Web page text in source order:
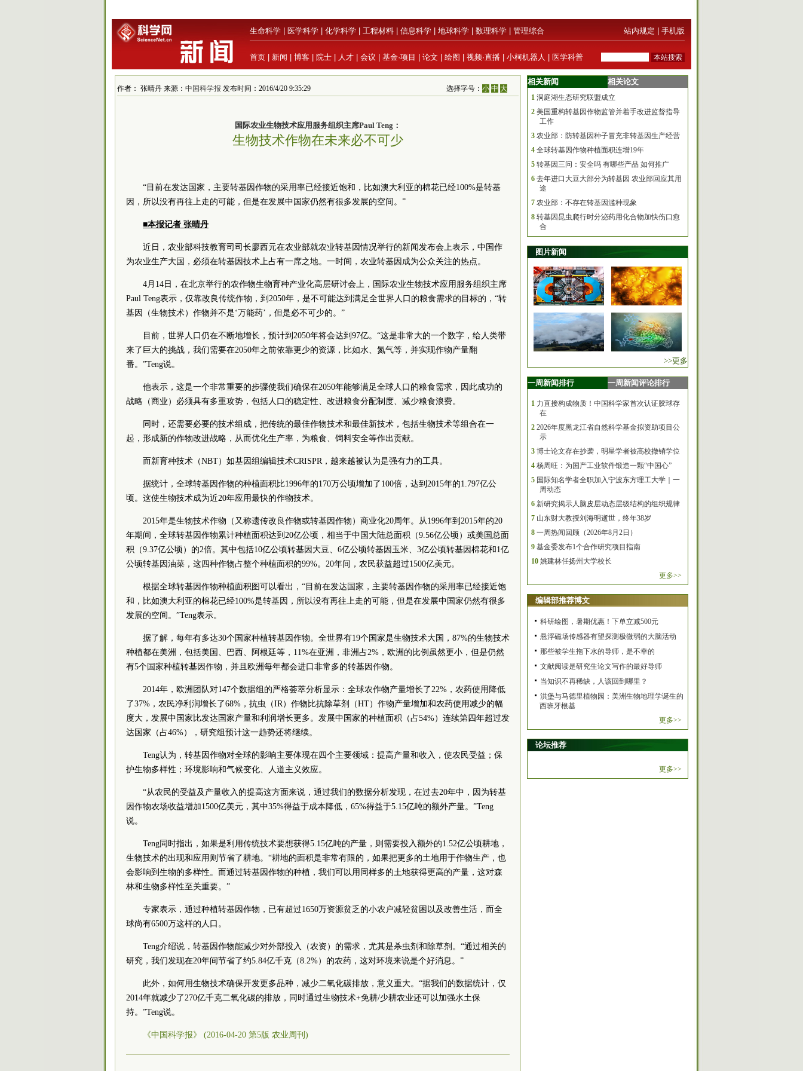
生命科学 医学科学 化学科学 工程材料 信息科学 地球科学 数理科学 管理综合 站内规定 手机版
首页 新闻 博客 院士 人才 会议 基金·项目 论文 绘图 视频·直播 小柯机器人 医学科普
作者： 张晴丹 来源： 中国科学报 发布时间：2016/4/20 9:35:29 选择字号：小 中 大
国际农业生物技术应用服务组织主席Paul Teng：
生物技术作物在未来必不可少
“目前在发达国家，主要转基因作物的采用率已经接近饱和，比如澳大利亚的棉花已经100%是转基
因，所以没有再往上走的可能，但是在发展中国家仍然有很多发展的空间。”
■本报记者 张晴丹
近日，农业部科技教育司司长廖西元在农业部就农业转基因情况举行的新闻发布会上表示，中国作
为农业生产大国，必须在转基因技术上占有一席之地。一时间，农业转基因成为公众关注的热点。
4月14日，在北京举行的农作物生物育种产业化高层研讨会上，国际农业生物技术应用服务组织主席
Paul Teng表示，仅靠改良传统作物，到2050年，是不可能达到满足全世界人口的粮食需求的目标的，“转
基因（生物技术）作物并不是‘万能药’，但是必不可少的。”
目前，世界人口仍在不断地增长，预计到2050年将会达到97亿。“这是非常大的一个数字，给人类带
来了巨大的挑战，我们需要在2050年之前依靠更少的资源，比如水、氮气等，并实现作物产量翻
番。”Teng说。
他表示，这是一个非常重要的步骤使我们确保在2050年能够满足全球人口的粮食需求，因此成功的
战略（商业）必须具有多重攻势，包括人口的稳定性、改进粮食分配制度、减少粮食浪费。
同时，还需要必要的技术组成，把传统的最佳作物技术和最佳新技术，包括生物技术等组合在一
起，形成新的作物改进战略，从而优化生产率，为粮食、饲料安全等作出贡献。
而新育种技术（NBT）如基因组编辑技术CRISPR，越来越被认为是强有力的工具。
据统计，全球转基因作物的种植面积比1996年的170万公顷增加了100倍，达到2015年的1.797亿公
顷。这使生物技术成为近20年应用最快的作物技术。
2015年是生物技术作物（又称遗传改良作物或转基因作物）商业化20周年。从1996年到2015年的20
年期间，全球转基因作物累计种植面积达到20亿公顷，相当于中国大陆总面积（9.56亿公顷）或美国总面
积（9.37亿公顷）的2倍。其中包括10亿公顷转基因大豆、6亿公顷转基因玉米、3亿公顷转基因棉花和1亿
公顷转基因油菜，这四种作物占整个种植面积的99%。20年间，农民获益超过1500亿美元。
根据全球转基因作物种植面积图可以看出，“目前在发达国家，主要转基因作物的采用率已经接近饱
和，比如澳大利亚的棉花已经100%是转基因，所以没有再往上走的可能，但是在发展中国家仍然有很多
发展的空间。”Teng表示。
据了解，每年有多达30个国家种植转基因作物。全世界有19个国家是生物技术大国，87%的生物技术
种植都在美洲，包括美国、巴西、阿根廷等，11%在亚洲，非洲占2%，欧洲的比例虽然更小，但是仍然
有5个国家种植转基因作物，并且欧洲每年都会进口非常多的转基因作物。
2014年，欧洲团队对147个数据组的严格荟萃分析显示：全球农作物产量增长了22%，农药使用降低
了37%，农民净利润增长了68%，抗虫（IR）作物比抗除草剂（HT）作物产量增加和农药使用减少的幅
度大，发展中国家比发达国家产量和利润增长更多。发展中国家的种植面积（占54%）连续第四年超过发
达国家（占46%），研究组预计这一趋势还将继续。
Teng认为，转基因作物对全球的影响主要体现在四个主要领域：提高产量和收入，使农民受益；保
护生物多样性；环境影响和气候变化、人道主义效应。
“从农民的受益及产量收入的提高这方面来说，通过我们的数据分析发现，在过去20年中，因为转基
因作物农场收益增加1500亿美元，其中35%得益于成本降低，65%得益于5.15亿吨的额外产量。”Teng
说。
Teng同时指出，如果是利用传统技术要想获得5.15亿吨的产量，则需要投入额外的1.52亿公顷耕地，
生物技术的出现和应用则节省了耕地。“耕地的面积是非常有限的，如果把更多的土地用于作物生产，也
会影响到生物的多样性。而通过转基因作物的种植，我们可以用同样多的土地获得更高的产量，这对森
林和生物多样性至关重要。”
专家表示，通过种植转基因作物，已有超过1650万资源贫乏的小农户减轻贫困以及改善生活，而全
球尚有6500万这样的人口。
Teng介绍说，转基因作物能减少对外部投入（农资）的需求，尤其是杀虫剂和除草剂。“通过相关的
研究，我们发现在20年间节省了约5.84亿千克（8.2%）的农药，这对环境来说是个好消息。”
此外，如何用生物技术确保开发更多品种，减少二氧化碳排放，意义重大。“据我们的数据统计，仅
2014年就减少了270亿千克二氧化碳的排放，同时通过生物技术+免耕/少耕农业还可以加强水土保
持。”Teng说。
《中国科学报》 (2016-04-20 第5版 农业周刊)
相关新闻 相关论文
1 洞庭湖生态研究联盟成立
2 美国重构转基因作物监管并着手改进监督指导
工作
3 农业部：防转基因种子冒充非转基因生产经营
4 全球转基因作物种植面积连增19年
5 转基因三问：安全吗 有哪些产品 如何推广
6 去年进口大豆大部分为转基因 农业部回应其用
途
7 农业部：不存在转基因滥种现象
8 转基因昆虫爬行时分泌药用化合物加快伤口愈
合
图片新闻
>>更多
一周新闻排行 一周新闻评论排行
1 力直接构成物质！中国科学家首次认证胶球存
在
2 2026年度黑龙江省自然科学基金拟资助项目公
示
3 博士论文存在抄袭，明星学者被高校撤销学位
4 杨周旺：为国产工业软件锻造一颗“中国心”
5 国际知名学者全职加入宁波东方理工大学｜一
周动态
6 新研究揭示人脑皮层动态层级结构的组织规律
7 山东财大教授刘海明逝世，终年38岁
8 一周热闻回顾（2026年8月2日）
9 基金委发布1个合作研究项目指南
10 姚建林任扬州大学校长
更多>>
编辑部推荐博文
科研绘图，暑期优惠！下单立减500元
悬浮磁场传感器有望探测极微弱的大脑活动
那些被学生拖下水的导师，是不幸的
文献阅读是研究生论文写作的最好导师
当知识不再稀缺，人该回到哪里？
洪堡与马德里植物园：美洲生物地理学诞生的
西班牙根基
更多>>
论坛推荐
更多>>